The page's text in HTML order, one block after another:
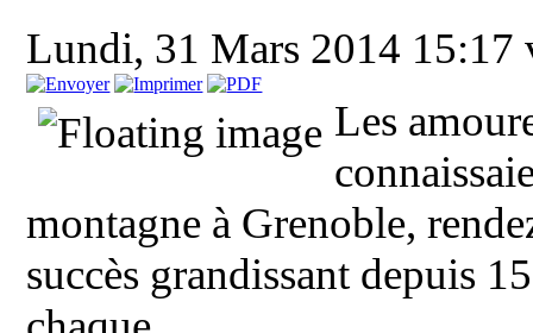
Lundi, 31 Mars 2014 15:17
Les
montagne à Grenoble,
succès grandissant depuis